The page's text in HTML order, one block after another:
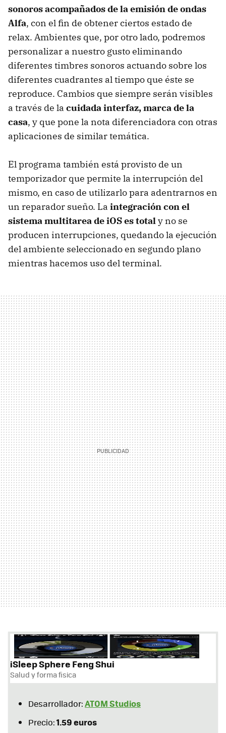
sonoros acompañados de la emisión de ondas
Alfa, con el fin de obtener ciertos estado de
relax. Ambientes que, por otro lado, podremos
personalizar a nuestro gusto eliminando
diferentes timbres sonoros actuando sobre los
diferentes cuadrantes al tiempo que éste se
reproduce. Cambios que siempre serán visibles
a través de la cuidada interfaz, marca de la
casa, y que pone la nota diferenciadora con otras
aplicaciones de similar temática.
El programa también está provisto de un
temporizador que permite la interrupción del
mismo, en caso de utilizarlo para adentrarnos en
un reparador sueño. La integración con el
sistema multitarea de iOS es totaly no se
producen interrupciones, quedando la ejecución
del ambiente seleccionado en segundo plano
mientras hacemos uso del terminal.
iSleep Sphere Feng Shui
Salud y forma fisica
Desarrollador:ATOM Studios
Precio:1.59 euros